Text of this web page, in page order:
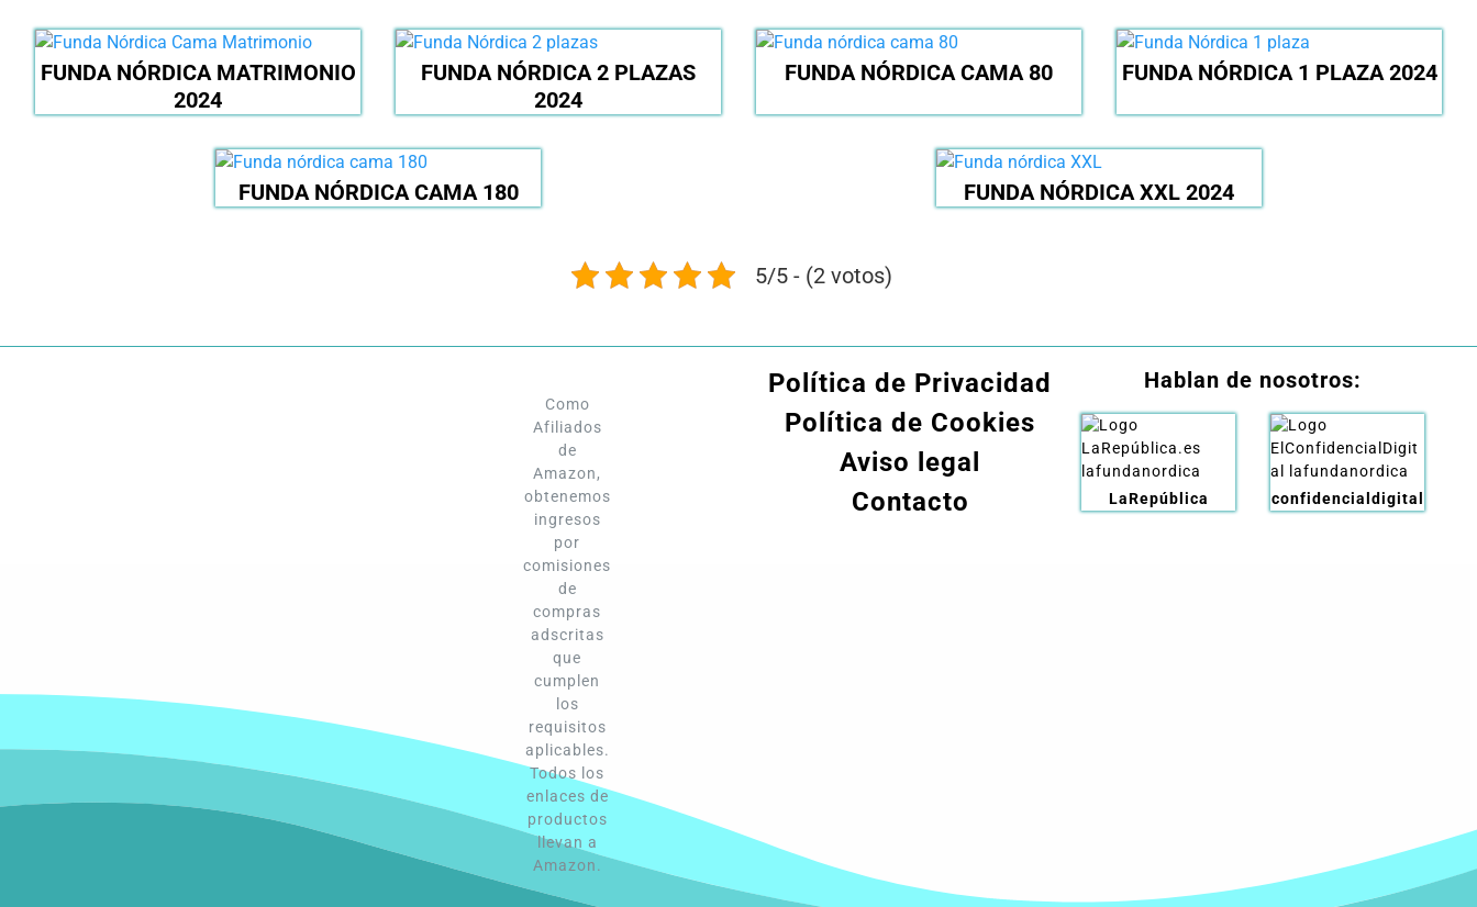
FUNDA NÓRDICA MATRIMONIO
2024
FUNDA NÓRDICA 2 PLAZAS
2024
FUNDA NÓRDICA CAMA 80 FUNDA NÓRDICA 1 PLAZA 2024
FUNDA NÓRDICA CAMA 180 FUNDA NÓRDICA XXL 2024
5/5 - (2 votos)
Como
Afiliados
de
Amazon,
obtenemos
ingresos
por
comisiones
de
compras
adscritas
que
cumplen
los
requisitos
aplicables.
Todos los
enlaces de
productos
llevan a
Amazon.
Política de Privacidad
Política de Cookies
Aviso legal
Contacto
Hablan de nosotros:
LaRepública confidencialdigital